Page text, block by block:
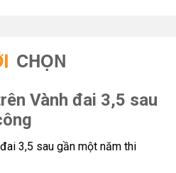
CHỌN
Vành đai 3,5 sau